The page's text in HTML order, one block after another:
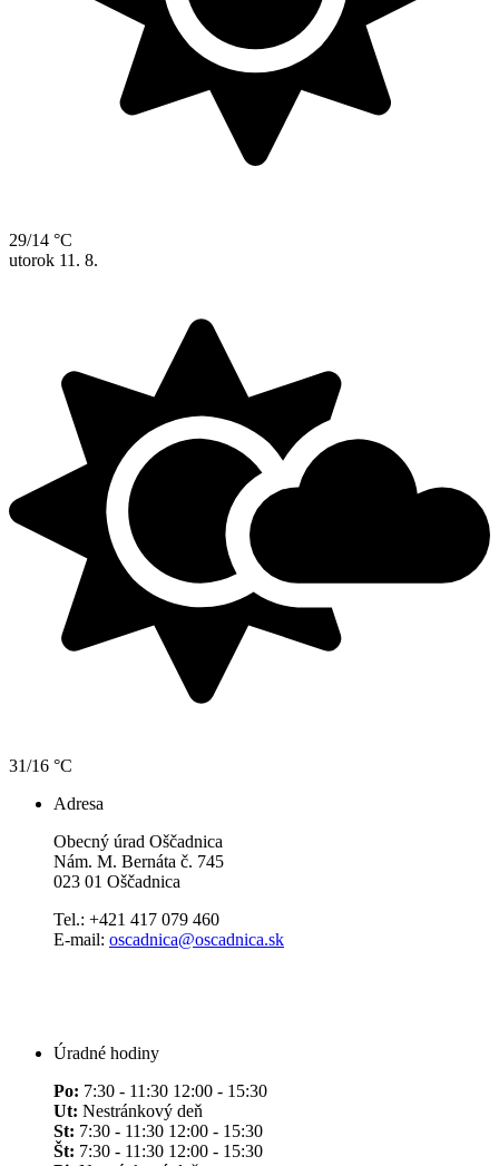
29/14 °C
utorok 11. 8.
31/16 °C
Adresa
Obecný úrad Oščadnica
Nám. M. Bernáta č. 745
023 01 Oščadnica
Tel.: +421 417 079 460
E-mail: oscadnica@oscadnica.sk
Úradné hodiny
Po: 7:30 - 11:30 12:00 - 15:30
Ut: Nestránkový deň
St: 7:30 - 11:30 12:00 - 15:30
Št: 7:30 - 11:30 12:00 - 15:30